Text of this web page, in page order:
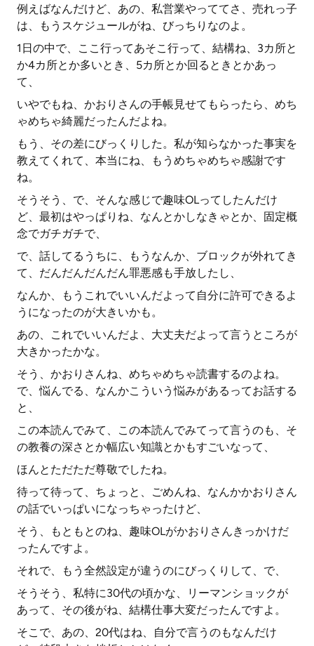
例えばなんだけど、あの、私営業やっててさ、売れっ子
は、もうスケジュールがね、びっちりなのよ。
1日の中で、ここ行ってあそこ行って、結構ね、3カ所と
か4カ所とか多いとき、5カ所とか回るときとかあっ
て、
いやでもね、かおりさんの手帳見せてもらったら、めち
ゃめちゃ綺麗だったんだよね。
もう、その差にびっくりした。私が知らなかった事実を
教えてくれて、本当にね、もうめちゃめちゃ感謝です
ね。
そうそう、で、そんな感じで趣味OLってしたんだけ
ど、最初はやっぱりね、なんとかしなきゃとか、固定概
念でガチガチで、
で、話してるうちに、もうなんか、ブロックが外れてき
て、だんだんだんだん罪悪感も手放したし、
なんか、もうこれでいいんだよって自分に許可できるよ
うになったのが大きいかも。
あの、これでいいんだよ、大丈夫だよって言うところが
大きかったかな。
そう、かおりさんね、めちゃめちゃ読書するのよね。
で、悩んでる、なんかこういう悩みがあるってお話する
と、
この本読んでみて、この本読んでみてって言うのも、そ
の教養の深さとか幅広い知識とかもすごいなって、
ほんとただただ尊敬でしたね。
待って待って、ちょっと、ごめんね、なんかかおりさん
の話でいっぱいになっちゃったけど、
そう、もともとのね、趣味OLがかおりさんきっかけだ
ったんですよ。
それで、もう全然設定が違うのにびっくりして、で、
そうそう、私特に30代の頃かな、リーマンショックが
あって、その後がね、結構仕事大変だったんですよ。
そこで、あの、20代はね、自分で言うのもなんだけ